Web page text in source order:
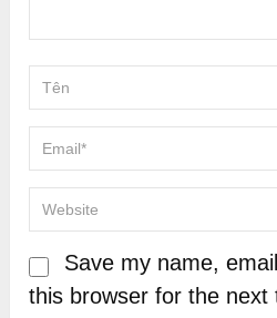
Save my name,
this browser for the next